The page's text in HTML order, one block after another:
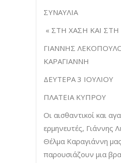
ΣΥΝΑΥΛΙΑ
« ΣΤΗ ΧΑΣΗ ΚΑΙ
ΓΙΑΝΝΗΣ
ΚΑΡΑΓΙΑΝΝΗ
ΔΕΥΤΕΡΑ 3 ΙΟΥΛΙΟΥ
ΠΛΑΤΕΙΑ ΚΥΠΡΟΥ
Οι αισθαντικοί και
ερμηνευτές, Γιάννης
Θέλμα Καραγιάννη μας
παρουσιάζουν μια